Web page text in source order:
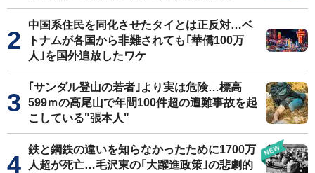
中国系住民を同化させたタイとは正反対…ベ
トナムが各国から非難されても｢華僑100万
人｣を国外追放したワケ
｢サンダル登山の若者｣より実は危険…標高
599ｍの高尾山で年間100件超の遭難事故を起
こしている"張本人"
鉄と鋼鉄の違いを知らなかったために1700万
人超が死亡…毛沢東の｢大躍進政策｣の悲劇的